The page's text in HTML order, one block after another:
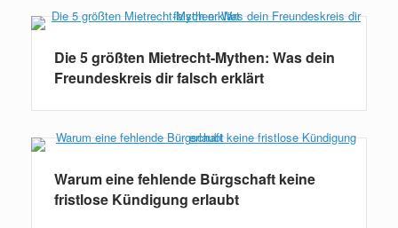
Die 5 größten Mietrecht-Mythen: Was dein
Freundeskreis dir falsch erklärt
Warum eine fehlende Bürgschaft keine
fristlose Kündigung erlaubt